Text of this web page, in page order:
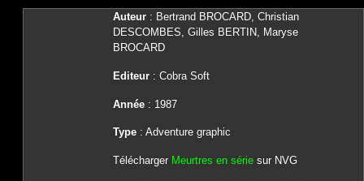
Auteur: Bertrand BROCARD, Christian
DESCOMBES, Gilles BERTIN, Maryse
BROCARD
Editeur: Cobra Soft
Année: 1987
Type: Adventure graphic
Télécharger Meurtres en sériesur NVG